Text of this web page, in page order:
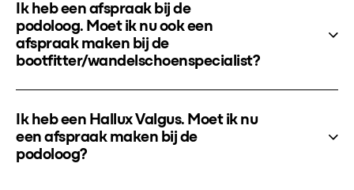
Ik heb een afspraak bij de
podoloog. Moet ik nu ook een
afspraak maken bij de
bootfitter/wandelschoenspecialist?
Ik heb een Hallux Valgus. Moet ik nu
een afspraak maken bij de
podoloog?